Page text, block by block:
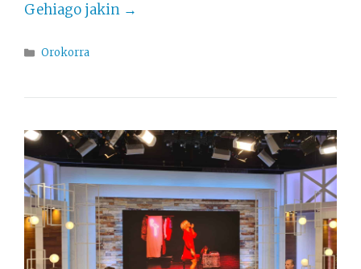
Gehiago jakin →
Atalak
Orokorra